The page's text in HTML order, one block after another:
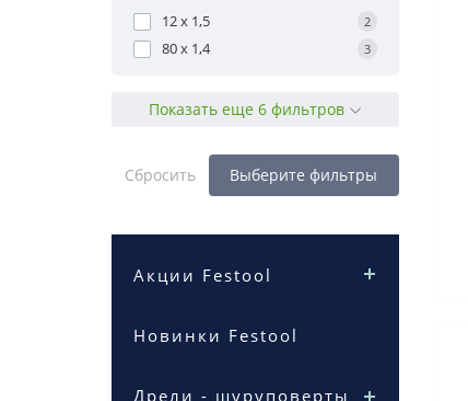
12 x 1,5 2
80 x 1,4 3
Показать еще 6 фильтров
Сбросить Выберите фильтры
Акции Festool
Новинки Festool
Дрели - шуруповерты